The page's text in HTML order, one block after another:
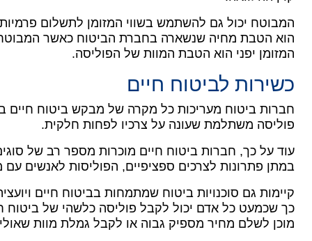
המבוטח יכול גם להשתמש בשווי המזומן לתשלום
הוא הטבת מחיה שנשארה בחברת הביטוח כאשר
המזומן יפני הוא הטבת המוות של הפוליסה.
כשירות לביטוח חיים
חברות ביטוח מעריכות כל מקרה של מבקש ביטוח חיים
פוליסה משתלמת שעונה על צרכיו לפחות חלקית.
עוד על כך, חברות ביטוח חיים מוכרות מספר רב של
במתן פתרונות לצרכים ספציפיים, הפוליסות לאנשים עם
קיימות גם סוכנויות ביטוח שמתמחות בביטוח חיים
כך שכמעט כל אדם יכול לקבל פוליסה כלשהי של ביטוח
מוכן לשלם מחיר מספיק גבוה או לקבל גמלת מוות